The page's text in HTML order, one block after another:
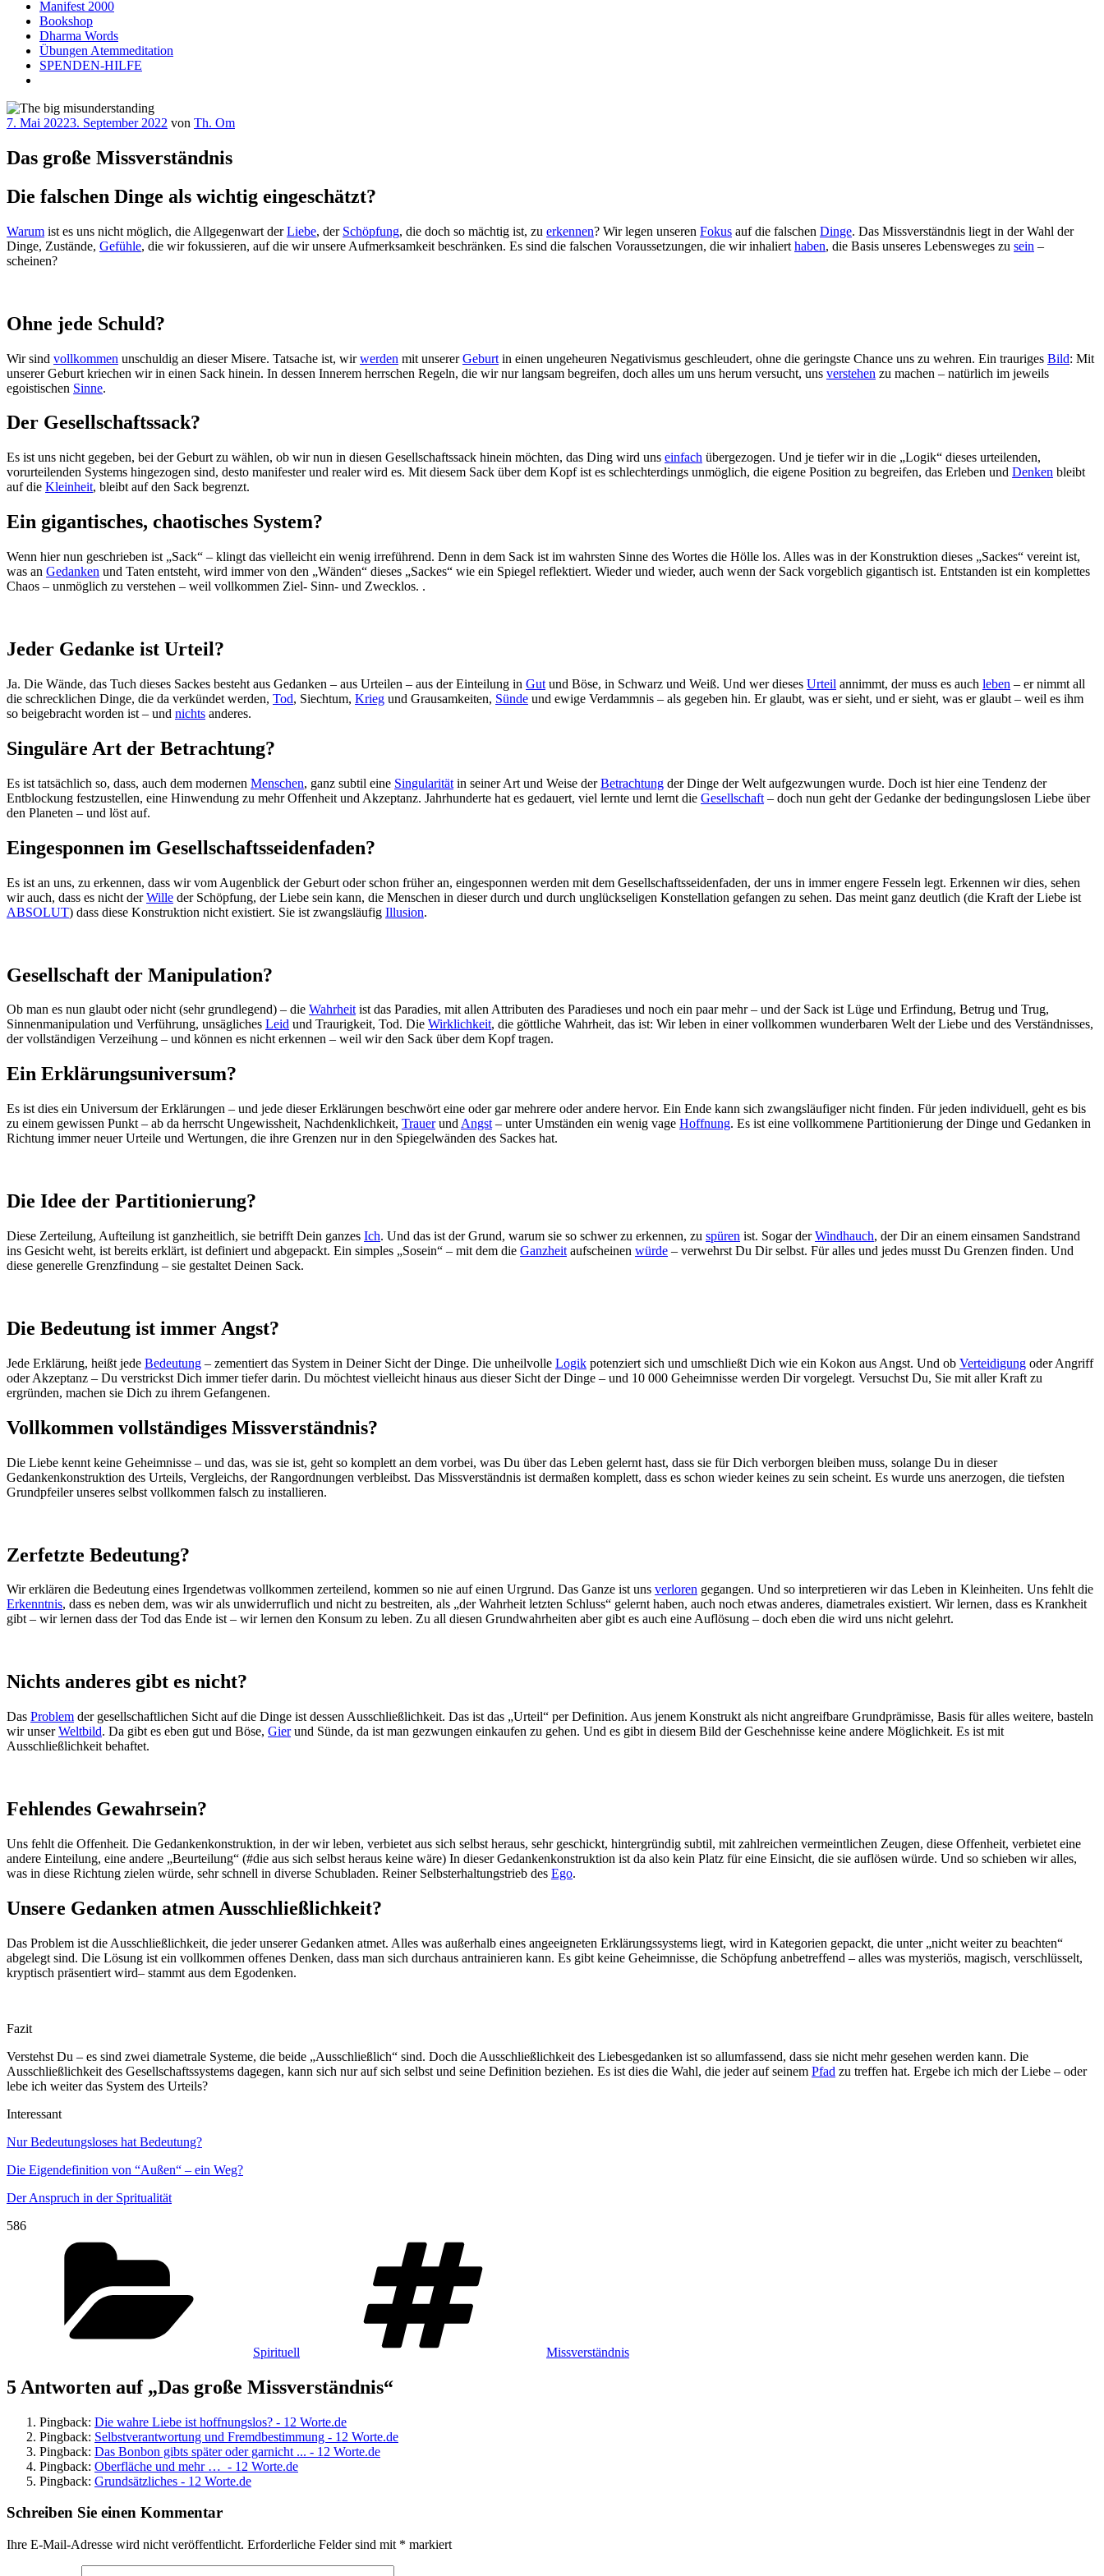
Manifest 2000
Bookshop
Dharma Words
Übungen Atemmeditation
SPENDEN-HILFE
Veröffentlicht
7. Mai 20223. September 2022 von Th. Om
Das große Missverständnis
Die falschen Dinge als wichtig eingeschätzt?
Warum ist es uns nicht möglich, die Allgegenwart derLiebe, der Schöpfung, die doch so mächtig ist, zu erkennen? Wir legen unseren Fokus auf die falschen Dinge. Das Missverständnis liegt in der Wahl der
Dinge, Zustände, Gefühle, die wir fokussieren, auf die wir unsere Aufmerksamkeit beschränken. Es sind die falschen Voraussetzungen, die wir inhaliert haben, die Basis unseres Lebensweges zu sein –
scheinen?
Ohne jede Schuld?
Wir sind vollkommen unschuldig an dieser Misere. Tatsache ist, wirwerden mit unsererGeburt in einen ungeheuren Negativismus geschleudert, ohne die geringste Chance uns zu wehren. Ein trauriges Bild: Mit
unserer Geburt kriechen wir in einen Sack hinein. In dessen Innerem herrschen Regeln, die wir nur langsam begreifen, doch alles um uns herum versucht, uns verstehen zu machen – natürlich im jeweils
egoistischen Sinne.
Der Gesellschaftssack?
Es ist uns nicht gegeben, bei der Geburt zu wählen, ob wir nun in diesen Gesellschaftssack hinein möchten, das Ding wird uns einfach übergezogen. Und je tiefer wir in die „Logik“ dieses urteilenden,
vorurteilenden Systems hingezogen sind, desto manifester und realer wird es. Mit diesem Sack über dem Kopf ist es schlechterdings unmöglich, die eigene Position zu begreifen, das Erleben und Denken bleibt
auf die Kleinheit, bleibt auf den Sack begrenzt.
Ein gigantisches, chaotisches System?
Wenn hier nun geschrieben ist „Sack“ – klingt das vielleicht ein wenig irreführend. Denn in dem Sack ist im wahrsten Sinne des Wortes die Hölle los. Alles was in der Konstruktion dieses „Sackes“ vereint ist,
was an Gedanken und Taten entsteht, wird immer von den „Wänden“ dieses „Sackes“ wie ein Spiegel reflektiert. Wieder und wieder, auch wenn der Sack vorgeblich gigantisch ist. Entstanden ist ein komplettes
Chaos – unmöglich zu verstehen – weil vollkommen Ziel- Sinn- und Zwecklos. .
Jeder Gedanke ist Urteil?
Ja. Die Wände, das Tuch dieses Sackes besteht aus Gedanken – aus Urteilen – aus der Einteilung in Gut und Böse, in Schwarz und Weiß. Und wer dieses Urteil annimmt, der muss es auch leben – er nimmt all
die schrecklichen Dinge, die da verkündet werden, Tod, Siechtum, Krieg und Grausamkeiten, Sünde und ewige Verdammnis – als gegeben hin. Er glaubt, was er sieht, und er sieht, was er glaubt – weil es ihm
so beigebracht worden ist – und nichts anderes.
Singuläre Art der Betrachtung?
Es ist tatsächlich so, dass, auch dem modernen Menschen, ganz subtil eine Singularität in seiner Art und Weise derBetrachtung der Dinge der Welt aufgezwungen wurde. Doch ist hier eine Tendenz der
Entblockung festzustellen, eine Hinwendung zu mehr Offenheit und Akzeptanz. Jahrhunderte hat es gedauert, viel lernte und lernt die Gesellschaft – doch nun geht der Gedanke der bedingungslosen Liebe über
den Planeten – und löst auf.
Eingesponnen im Gesellschaftsseidenfaden?
Es ist an uns, zu erkennen, dass wir vom Augenblick der Geburt oder schon früher an, eingesponnen werden mit dem Gesellschaftsseidenfaden, der uns in immer engere Fesseln legt. Erkennen wir dies, sehen
wir auch, dass es nicht derWille der Schöpfung, der Liebe sein kann, die Menschen in dieser durch und durch unglückseligen Konstellation gefangen zu sehen. Das meint ganz deutlich (die Kraft der Liebe ist
ABSOLUT) dass diese Konstruktion nicht existiert. Sie ist zwangsläufig Illusion.
Gesellschaft der Manipulation?
Ob man es nun glaubt oder nicht (sehr grundlegend) – die Wahrheitist das Paradies, mit allen Attributen des Paradieses und noch ein paar mehr – und der Sack ist Lüge und Erfindung, Betrug und Trug,
Sinnenmanipulation und Verführung, unsägliches Leid und Traurigkeit, Tod. Die Wirklichkeit, die göttliche Wahrheit, das ist: Wir leben in einer vollkommen wunderbaren Welt der Liebe und des Verständnisses,
der vollständigen Verzeihung – und können es nicht erkennen – weil wir den Sack über dem Kopf tragen.
Ein Erklärungsuniversum?
Es ist dies ein Universum der Erklärungen – und jede dieser Erklärungen beschwört eine oder gar mehrere oder andere hervor. Ein Ende kann sich zwangsläufiger nicht finden. Für jeden individuell, geht es bis
zu einem gewissen Punkt – ab da herrscht Ungewissheit, Nachdenklichkeit, Trauerund Angst – unter Umständen ein wenig vage Hoffnung. Es ist eine vollkommene Partitionierung der Dinge und Gedanken in
Richtung immer neuer Urteile und Wertungen, die ihre Grenzen nur in den Spiegelwänden des Sackes hat.
Die Idee der Partitionierung?
Diese Zerteilung, Aufteilung ist ganzheitlich, sie betrifft Dein ganzes Ich. Und das ist der Grund, warum sie so schwer zu erkennen, zu spüren ist. Sogar derWindhauch, der Dir an einem einsamen Sandstrand
ins Gesicht weht, ist bereits erklärt, ist definiert und abgepackt. Ein simples „Sosein“ – mit dem die Ganzheit aufscheinen würde – verwehrst Du Dir selbst. Für alles und jedes musst Du Grenzen finden. Und
diese generelle Grenzfindung – sie gestaltet Deinen Sack.
Die Bedeutung ist immer Angst?
Jede Erklärung, heißt jede Bedeutung – zementiert das System in Deiner Sicht der Dinge. Die unheilvolle Logik potenziert sich und umschließt Dich wie ein Kokon aus Angst. Und ob Verteidigung oder Angriff
oder Akzeptanz – Du verstrickst Dich immer tiefer darin. Du möchtest vielleicht hinaus aus dieser Sicht der Dinge – und 10 000 Geheimnisse werden Dir vorgelegt. Versuchst Du, Sie mit aller Kraft zu
ergründen, machen sie Dich zu ihrem Gefangenen.
Vollkommen vollständiges Missverständnis?
Die Liebe kennt keine Geheimnisse – und das, was sie ist, geht so komplett an dem vorbei, was Du über das Leben gelernt hast, dass sie für Dich verborgen bleiben muss, solange Du in dieser
Gedankenkonstruktion des Urteils, Vergleichs, der Rangordnungen verbleibst. Das Missverständnis ist dermaßen komplett, dass es schon wieder keines zu sein scheint. Es wurde uns anerzogen, die tiefsten
Grundpfeiler unseres selbst vollkommen falsch zu installieren.
Zerfetzte Bedeutung?
Wir erklären die Bedeutung eines Irgendetwas vollkommen zerteilend, kommen so nie auf einen Urgrund. Das Ganze ist uns verloren gegangen. Und so interpretieren wir das Leben in Kleinheiten. Uns fehlt die
Erkenntnis, dass es neben dem, was wir als unwiderruflich und nicht zu bestreiten, als „der Wahrheit letzten Schluss“ gelernt haben, auch noch etwas anderes, diametrales existiert. Wir lernen, dass es Krankheit
gibt – wir lernen dass der Tod das Ende ist – wir lernen den Konsum zu leben. Zu all diesen Grundwahrheiten aber gibt es auch eine Auflösung – doch eben die wird uns nicht gelehrt.
Nichts anderes gibt es nicht?
Das Problem der gesellschaftlichen Sicht auf die Dinge ist dessen Ausschließlichkeit. Das ist das „Urteil“ per Definition. Aus jenem Konstrukt als nicht angreifbare Grundprämisse, Basis für alles weitere, basteln
wir unserWeltbild. Da gibt es eben gut und Böse, Gierund Sünde, da ist man gezwungen einkaufen zu gehen. Und es gibt in diesem Bild der Geschehnisse keine andere Möglichkeit. Es ist mit
Ausschließlichkeit behaftet.
Fehlendes Gewahrsein?
Uns fehlt die Offenheit. Die Gedankenkonstruktion, in der wir leben, verbietet aus sich selbst heraus, sehr geschickt, hintergründig subtil, mit zahlreichen vermeintlichen Zeugen, diese Offenheit, verbietet eine
andere Einteilung, eine andere „Beurteilung“ (#die aus sich selbst heraus keine wäre) In dieser Gedankenkonstruktion ist da also kein Platz für eine Einsicht, die sie auflösen würde. Und so schieben wir alles,
was in diese Richtung zielen würde, sehr schnell in diverse Schubladen. Reiner Selbsterhaltungstrieb des Ego.
Unsere Gedanken atmen Ausschließlichkeit?
Das Problem ist die Ausschließlichkeit, die jeder unserer Gedanken atmet. Alles was außerhalb eines angeeigneten Erklärungssystems liegt, wird in Kategorien gepackt, die unter „nicht weiter zu beachten“
abgelegt sind. Die Lösung ist ein vollkommen offenes Denken, dass man sich durchaus antrainieren kann. Es gibt keine Geheimnisse, die Schöpfung anbetreffend – alles was mysteriös, magisch, verschlüsselt,
kryptisch präsentiert wird– stammt aus dem Egodenken.
Fazit
Verstehst Du – es sind zwei diametrale Systeme, die beide „Ausschließlich“ sind. Doch die Ausschließlichkeit des Liebesgedanken ist so allumfassend, dass sie nicht mehr gesehen werden kann. Die
Ausschließlichkeit des Gesellschaftssystems dagegen, kann sich nur auf sich selbst und seine Definition beziehen. Es ist dies die Wahl, die jeder auf seinem Pfad zu treffen hat. Ergebe ich mich der Liebe – oder
lebe ich weiter das System des Urteils?
Interessant
Nur Bedeutungsloses hat Bedeutung?
Die Eigendefinition von “Außen“ – ein Weg?
Der Anspruch in der Spritualität
586
Spirituell Missverständnis
5 Antworten auf „Das große Missverständnis“
Pingback: Die wahre Liebe ist hoffnungslos? - 12 Worte.de
Pingback: Selbstverantwortung und Fremdbestimmung - 12 Worte.de
Pingback: Das Bonbon gibts später oder garnicht ... - 12 Worte.de
Pingback: Oberfläche und mehr … - 12 Worte.de
Pingback: Grundsätzliches - 12 Worte.de
Schreiben Sie einen Kommentar
Ihre E-Mail-Adresse wird nicht veröffentlicht. Erforderliche Felder sind mit * markiert